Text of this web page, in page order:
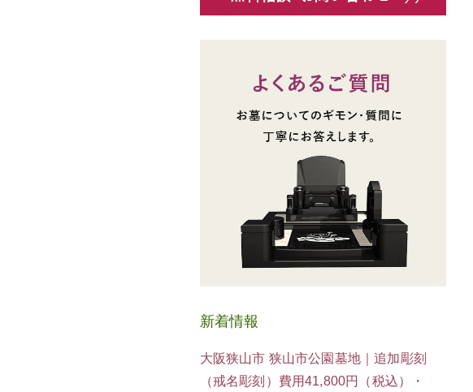
新着情報
大阪狭山市 狭山市公園墓地｜追加彫刻
（戒名彫刻）費用41,800円（税込）・